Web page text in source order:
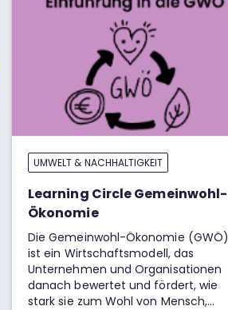
UMWELT & NACHHALTIGKEIT
Learning Circle Gemeinwohl-
Ökonomie
Die Gemeinwohl-Ökonomie (GWÖ)
ist ein Wirtschaftsmodell, das
Unternehmen und Organisationen
danach bewertet und fördert, wie
stark sie zum Wohl von Mensch,